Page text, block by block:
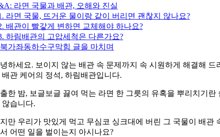
라면 국물과 배관, 오해와 진실
라면 국물, 뜨거운 물이랑 같이 버리면 괜찮지 않나요?
배관이 빨갛게 변하면 교체해야 하나요?
하림배관의 고압세척은 다른가요?
가좌동하수구막힘 글을 마치며
하세요. 보이지 않는 배관 속 문제까지 속 시원하게 해결해 드
배관 케어의 정석, 하림배관입니다.
한 밤, 보글보글 끓여 먹는 라면 한 그릇의 유혹을 뿌리치기란
않습니다.
만 우리가 맛있게 먹고 무심코 싱크대에 버린 그 국물이 배관
어떤 일을 벌이는지 아시나요?